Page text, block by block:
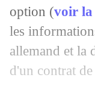
option (voir la
les
allemand et la
d'un contrat de
27/04 Bayern
27/04 PSG :
27/04 Bayern